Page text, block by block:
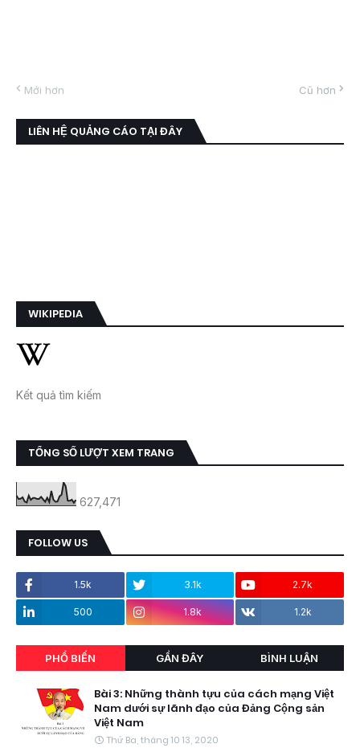
Mới hơn Cũ hơn
LIÊN HỆ QUẢNG CÁO TẠI ĐÂY
WIKIPEDIA
Kết quả tìm kiếm
TỔNG SỐ LƯỢT XEM TRANG
627,471
FOLLOW US
1.5k 3.1k 2.7k
500 1.8k 1.2k
PHỔ BIẾN GẦN ĐÂY BÌNH LUẬN
Bài 3: Những thành tựu của cách mạng Việt
Nam dưới sự lãnh đạo của Đảng Cộng sản
Việt Nam
Thứ Ba, tháng 10 13, 2020